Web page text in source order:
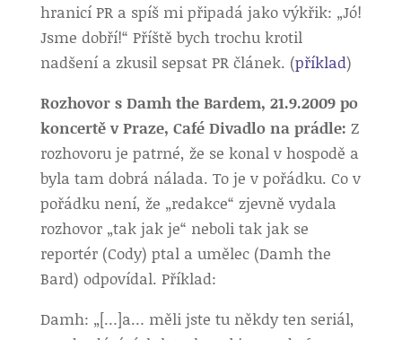
hranicí PR a spíš mi připadá jako výkřik: „Jó!
Jsme dobří!“ Příště bych trochu krotil
nadšení a zkusil sepsat PR článek. (příklad)
Rozhovor s Damh the Bardem, 21.9.2009 po
koncertě v Praze, Café Divadlo na prádle: Z
rozhovoru je patrné, že se konal v hospodě a
byla tam dobrá nálada. To je v pořádku. Co v
pořádku není, že „redakce“ zjevně vydala
rozhovor „tak jak je“ neboli tak jak se
reportér (Cody) ptal a umělec (Damh the
Bard) odpovídal. Příklad:
Damh: „[…]a… měli jste tu někdy ten seriál,